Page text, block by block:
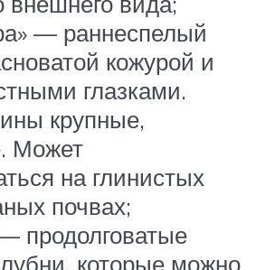
— раннеспелый
кожурой и
глазками.
крупные,
Может
на глинистых
почвах;
продолговатые
которые можно